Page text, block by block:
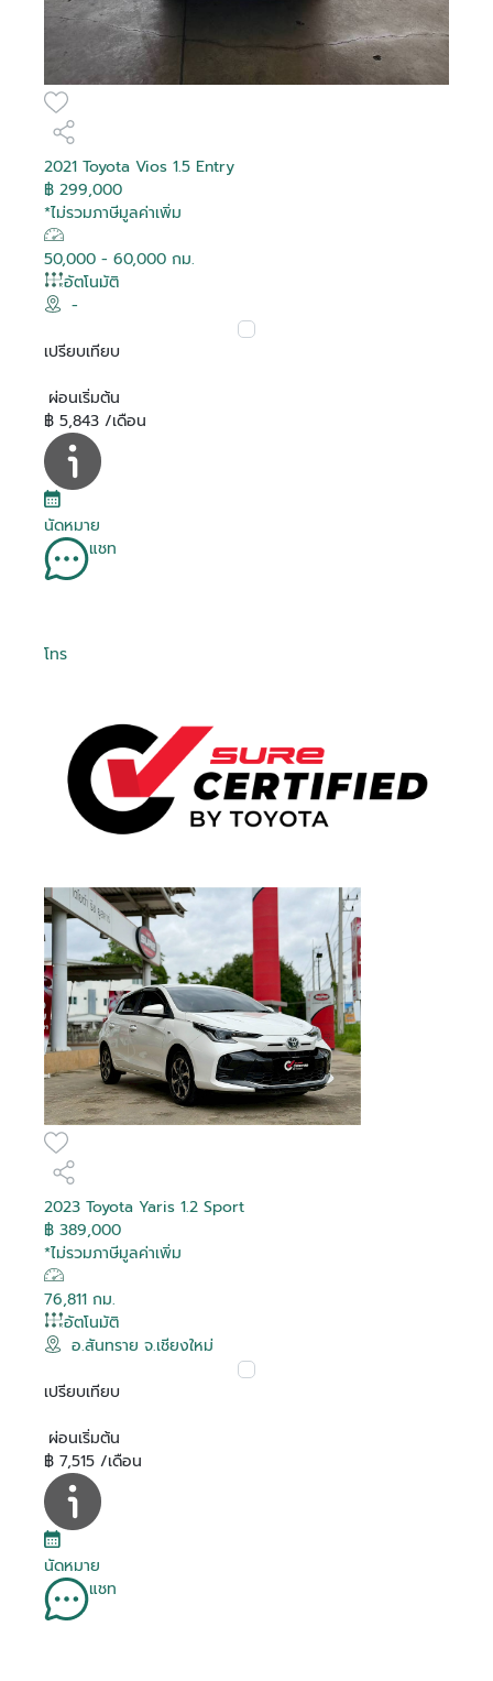
2021 Toyota Vios 1.5 Entry
฿ 299,000
*ไม่รวมภาษีมูลค่าเพิ่ม
50,000 - 60,000 กม.
อัตโนมัติ
-
เปรียบเทียบ
ผ่อนเริ่มต้น
฿ 5,843 /เดือน
นัดหมาย
แชท
โทร
2023 Toyota Yaris 1.2 Sport
฿ 389,000
*ไม่รวมภาษีมูลค่าเพิ่ม
76,811 กม.
อัตโนมัติ
อ.สันทราย จ.เชียงใหม่
เปรียบเทียบ
ผ่อนเริ่มต้น
฿ 7,515 /เดือน
นัดหมาย
แชท